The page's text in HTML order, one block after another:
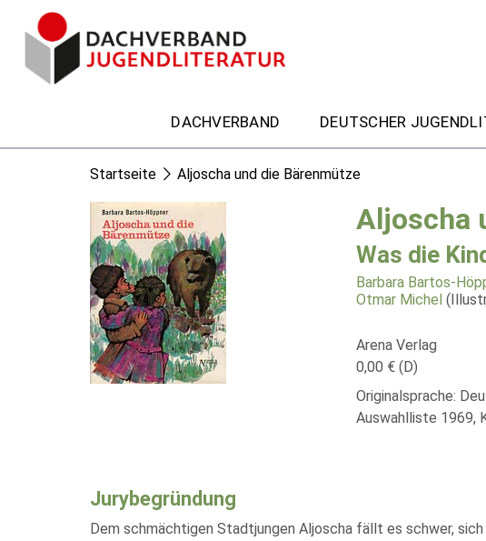
DACHVERBAND DEUTSCHER
Startseite Aljoscha und die Bärenmütze
Aljoscha
Was die
Barbara Bartos-
Otmar Michel
Arena Verlag
0,00 € (D)
Originalsprache:
Auswahlliste 1969,
Jurybegründung
Dem schmächtigen Stadtjungen Aljoscha fällt es schwer,